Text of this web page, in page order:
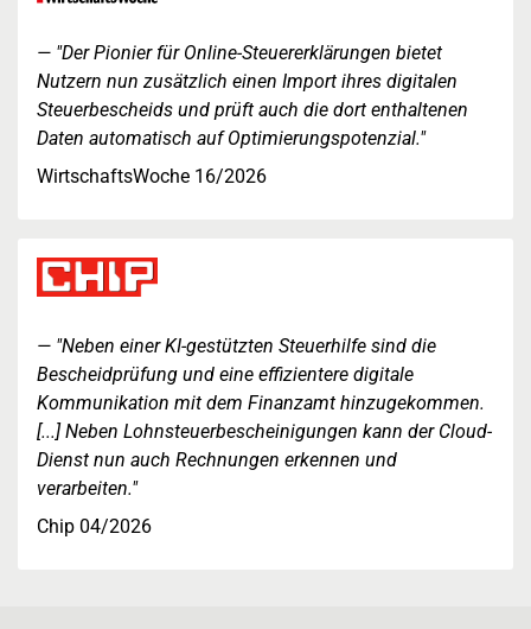
"Der Pionier für Online-Steuererklärungen bietet
Nutzern nun zusätzlich einen Import ihres digitalen
Steuerbescheids und prüft auch die dort enthaltenen
Daten automatisch auf Optimierungspotenzial."
WirtschaftsWoche 16/2026
"Neben einer KI-gestützten Steuerhilfe sind die
Bescheidprüfung und eine effizientere digitale
Kommunikation mit dem Finanzamt hinzugekommen.
[...] Neben Lohnsteuerbescheinigungen kann der Cloud-
Dienst nun auch Rechnungen erkennen und
verarbeiten."
Chip 04/2026